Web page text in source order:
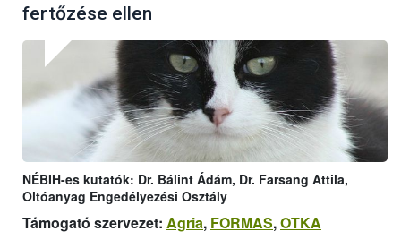
fertőzése ellen
NÉBIH-es kutatók: Dr. Bálint Ádám, Dr. Farsang Attila,
Oltóanyag Engedélyezési Osztály
Támogató szervezet: Agria, FORMAS,OTKA